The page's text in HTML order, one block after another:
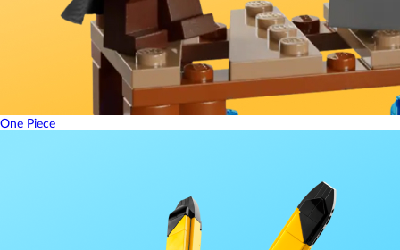
One Piece